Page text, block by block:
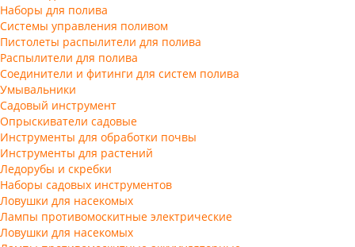
Наборы для полива
Системы управления поливом
Пистолеты распылители для полива
Распылители для полива
Соединители и фитинги для систем полива
Умывальники
Садовый инструмент
Опрыскиватели садовые
Инструменты для обработки почвы
Инструменты для растений
Ледорубы и скребки
Наборы садовых инструментов
Ловушки для насекомых
Лампы противомоскитные электрические
Ловушки для насекомых